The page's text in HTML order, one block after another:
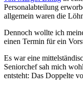
Personalabteilung
allgemein waren die
Dennoch wollte ich
einen Termin für ein
Es war eine
Seniorchef sah mich
entsteht: Das Doppelte